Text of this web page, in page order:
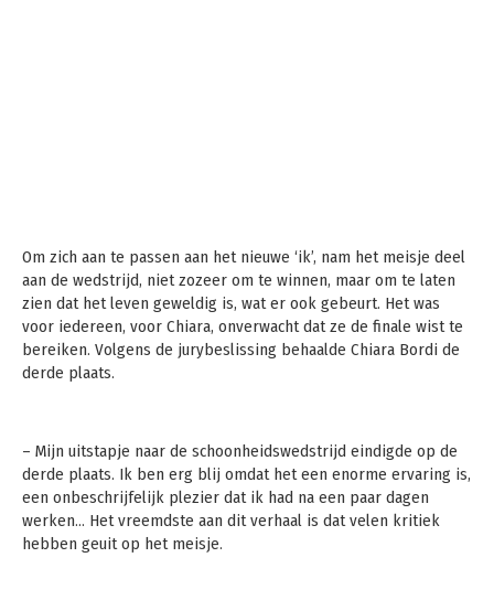
Om zich aan te passen aan het nieuwe ‘ik’, nam het meisje deel
aan de wedstrijd, niet zozeer om te winnen, maar om te laten
zien dat het leven geweldig is, wat er ook gebeurt. Het was
voor iedereen, voor Chiara, onverwacht dat ze de finale wist te
bereiken. Volgens de jurybeslissing behaalde Chiara Bordi de
derde plaats.
– Mijn uitstapje naar de schoonheidswedstrijd eindigde op de
derde plaats. Ik ben erg blij omdat het een enorme ervaring is,
een onbeschrijfelijk plezier dat ik had na een paar dagen
werken… Het vreemdste aan dit verhaal is dat velen kritiek
hebben geuit op het meisje.